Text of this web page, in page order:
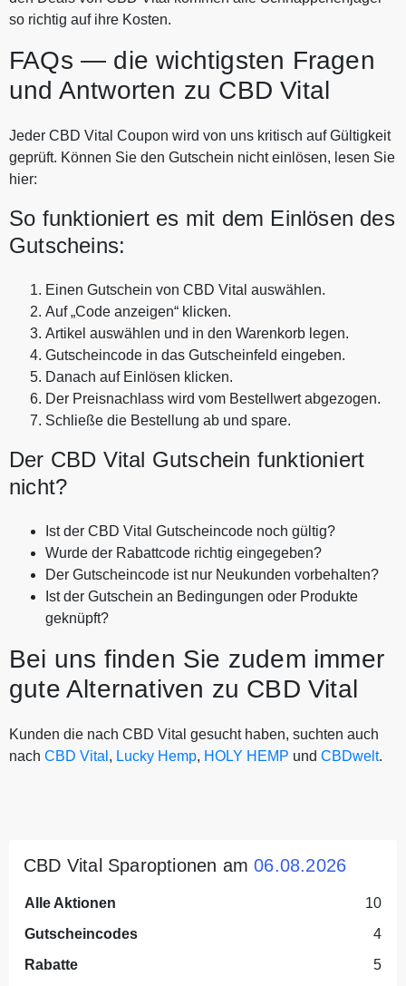
so richtig auf ihre Kosten.
FAQs — die wichtigsten Fragen
und Antworten zu CBD Vital
Jeder CBD Vital Coupon wird von uns kritisch auf Gültigkeit
geprüft. Können Sie den Gutschein nicht einlösen, lesen Sie
hier:
So funktioniert es mit dem Einlösen des
Gutscheins:
Einen Gutschein von CBD Vital auswählen.
Auf „Code anzeigen“ klicken.
Artikel auswählen und in den Warenkorb legen.
Gutscheincode in das Gutscheinfeld eingeben.
Danach auf Einlösen klicken.
Der Preisnachlass wird vom Bestellwert abgezogen.
Schließe die Bestellung ab und spare.
Der CBD Vital Gutschein funktioniert
nicht?
Ist der CBD Vital Gutscheincode noch gültig?
Wurde der Rabattcode richtig eingegeben?
Der Gutscheincode ist nur Neukunden vorbehalten?
Ist der Gutschein an Bedingungen oder Produkte
geknüpft?
Bei uns finden Sie zudem immer
gute Alternativen zu CBD Vital
Kunden die nach CBD Vital gesucht haben, suchten auch
nach CBD Vital , Lucky Hemp, HOLY HEMP und CBDwelt.
CBD Vital Sparoptionen am06.08.2026
Alle Aktionen
10
Gutscheincodes
4
Rabatte
5